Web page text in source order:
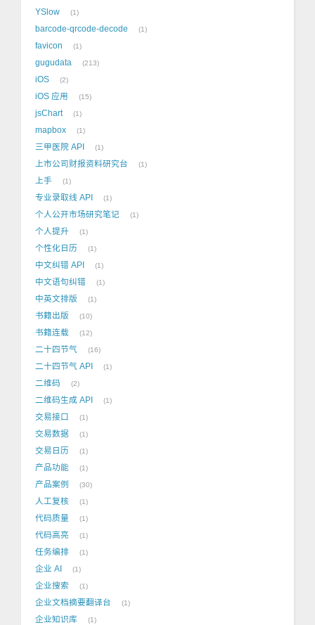
YSlow 1
barcode-qrcode-decode 1
favicon 1
gugudata 213
iOS 2
iOS 应用 15
jsChart 1
mapbox 1
三甲医院 API 1
上市公司财报资料研究台 1
上手 1
专业录取线 API 1
个人公开市场研究笔记 1
个人提升 1
个性化日历 1
中文纠错 API 1
中文语句纠错 1
中英文排版 1
书籍出版 10
书籍连载 12
二十四节气 16
二十四节气 API 1
二维码 2
二维码生成 API 1
交易接口 1
交易数据 1
交易日历 1
产品功能 1
产品案例 30
人工复核 1
代码质量 1
代码高亮 1
任务编排 1
企业 AI 1
企业搜索 1
企业文档摘要翻译台 1
企业知识库 1